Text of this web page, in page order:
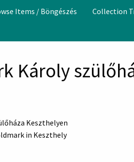
Items / Böngészés Collection
Károly
Keszthelyen
in Keszthely